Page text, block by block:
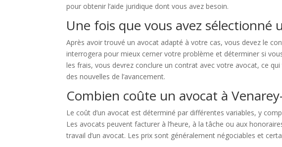
pour obtenir l’aide juridique dont vous avez besoin.
Une fois que vous avez sélectionné
Après avoir trouvé un avocat adapté à votre cas, vous devez le
interrogera pour mieux cerner votre problème et déterminer si
les frais, vous devrez conclure un contrat avec votre avocat, ce
des nouvelles de l’avancement.
Combien coûte un avocat à
Le coût d’un avocat est déterminé par différentes variables, y
Les avocats peuvent facturer à l’heure, à la tâche ou aux
travail d’un avocat. Les prix sont généralement négociables et